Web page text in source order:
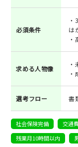
必須条件
は
・
求める人物像
・
選考フロー 書
社会保険完備 交通
残業月10時間以内